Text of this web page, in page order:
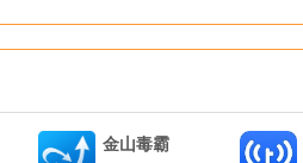
金山毒霸